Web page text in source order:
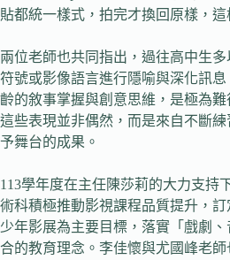
貼都統一樣式，拍完才換回原樣，這
兩位老師也共同指出，過往高中生
符號或影像語言進行隱喻與深化訊
齡的敘事掌握與創意思維，是極為難
這些表現並非偶然，而是來自不斷
予舞台的成果。
113學年度在主任陳莎莉的大力支持
術科積極推動影視課程品質提升，
少年影展為主要目標，落實「戲劇
合的教育理念。李佳懷與尤國峰老